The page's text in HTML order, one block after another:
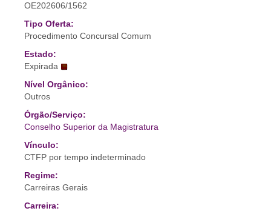
OE202606/1562
Tipo Oferta:
Procedimento Concursal Comum
Estado:
Expirada
Nível Orgânico:
Outros
Órgão/Serviço:
Conselho Superior da Magistratura
Vínculo:
CTFP por tempo indeterminado
Regime:
Carreiras Gerais
Carreira: